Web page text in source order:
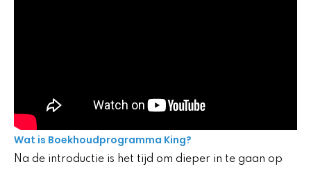
Wat is Boekhoudprogramma King?
Na de introductie is het tijd om dieper in te gaan op